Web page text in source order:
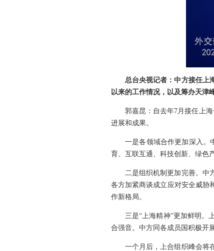
总台央视记者：中方接任上
以来的工作情况，以及筹办天津
郭嘉昆：自去年7月接任上
进展和成果。
一是各领域合作更加深入。
育、互联互通、科技创新、绿色
二是组织机制更加完善。中
各方加紧商谈成立应对安全威胁
作新格局。
三是“上海精神”更加鲜明。
合强音。中方同各成员国积极开
一个月后，上合组织峰会将